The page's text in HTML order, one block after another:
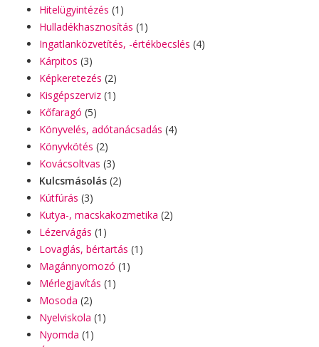
Hitelügyintézés (1)
Hulladékhasznosítás (1)
Ingatlanközvetítés, -értékbecslés (4)
Kárpitos (3)
Képkeretezés (2)
Kisgépszerviz (1)
Kőfaragó (5)
Könyvelés, adótanácsadás (4)
Könyvkötés (2)
Kovácsoltvas (3)
Kulcsmásolás (2)
Kútfúrás (3)
Kutya-, macskakozmetika (2)
Lézervágás (1)
Lovaglás, bértartás (1)
Magánnyomozó (1)
Mérlegjavítás (1)
Mosoda (2)
Nyelviskola (1)
Nyomda (1)